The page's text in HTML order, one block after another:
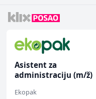
Asistent za
administraciju (m/ž)
Ekopak